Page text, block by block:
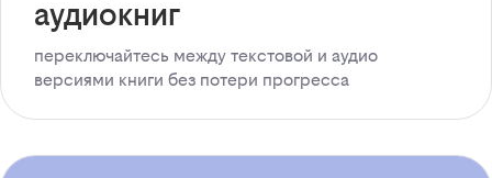
аудиокниг
переключайтесь между текстовой и аудио
версиями книги без потери прогресса